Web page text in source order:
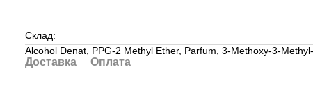
Склад:
Alcohol Denat, PPG-2 Methyl Ether, Parfum, 3-Methoxy-3-
Доставка Оплата